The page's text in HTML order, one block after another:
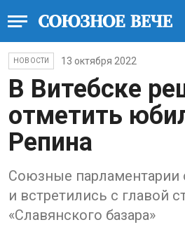
НОВОСТИ 13 октября 2022
В Витебске
отметить
Репина
Союзные
и встретились с главой
«Славянского базара»